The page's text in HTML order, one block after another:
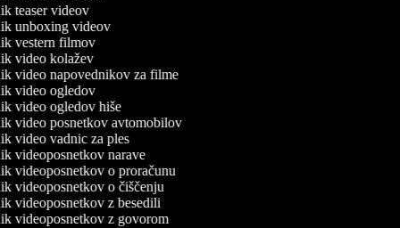
teaser videov
unboxing videov
vestern filmov
video kolažev
video napovednikov za filme
video ogledov
video ogledov hiše
video posnetkov avtomobilov
video vadnic za ples
videoposnetkov narave
videoposnetkov o proračunu
videoposnetkov o čiščenju
videoposnetkov z besedili
videoposnetkov z govorom